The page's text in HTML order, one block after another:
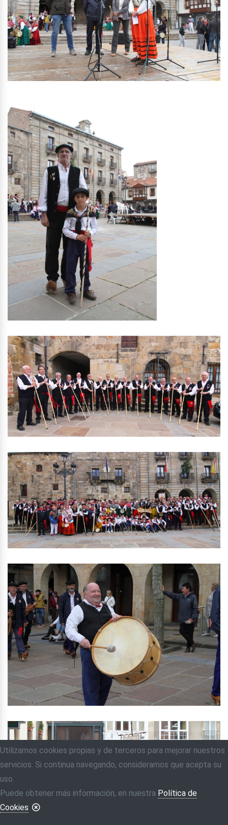
Utilizamos cookies propias y de terceros para mejorar nuestros
servicios. Si continua navegando, consideramos que acepta su
uso.
Puede obtener más información, en nuestra Política de
Cookies.